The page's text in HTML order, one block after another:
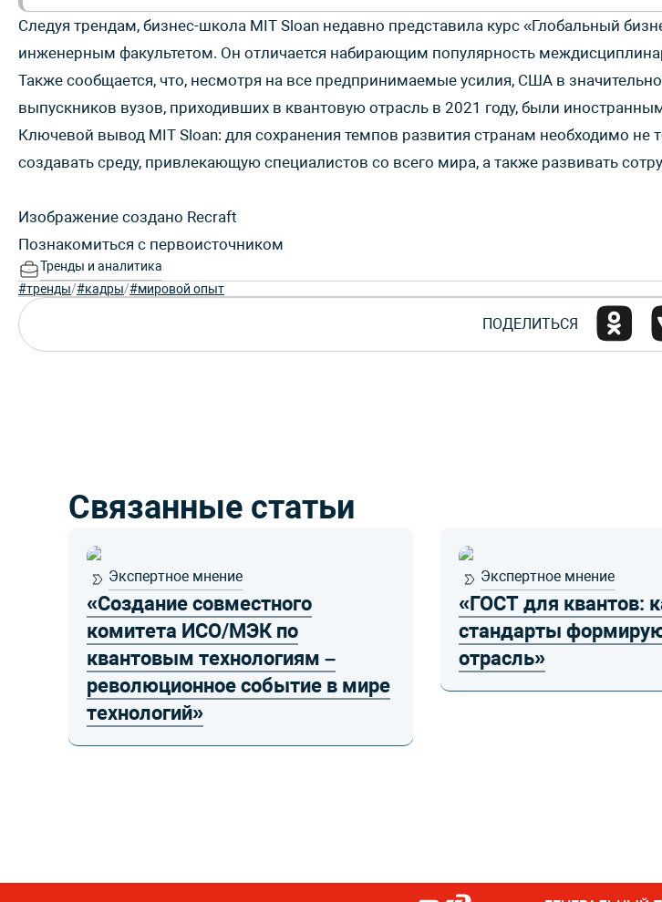
Следуя трендам, бизнес-школа MIT Sloan недавно представила курс «Глобальный
инженерным факультетом. Он отличается набирающим популярность
Также сообщается, что, несмотря на все предпринимаемые усилия, США в
выпускников вузов, приходивших в квантовую отрасль в 2021 году, были
Ключевой вывод MIT Sloan: для сохранения темпов развития странам необходимо
создавать среду, привлекающую специалистов со всего мира, а также развивать
Изображение создано Recraft
Познакомиться с первоисточником
Тренды и аналитика
#тренды/#кадры/#мировой опыт
ПОДЕЛИТЬСЯ
Связанные статьи
Экспертное мнение
«Создание совместного
комитета ИСО/МЭК по
квантовым технологиям –
революционное событие в мире
технологий»
Экспертное мнение
«ГОСТ для квантов:
стандарты
отрасль»